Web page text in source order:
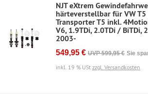
NJT eXtrem
härteverstellbar für VW T5
Transporter T5 inkl.
V6, 1.9TDi, 2.0TDi / BiTDi,
2003-
549,95 € UVP 599,95 € Sie
inkl. 19 % USt zzgl. Versandkosten